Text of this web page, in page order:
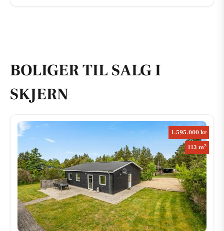
BOLIGER TIL SALG I
SKJERN
1.595.000 kr
113 m2